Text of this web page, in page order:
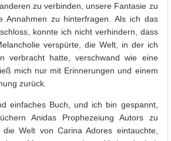
zu verbinden, unsere Fantasie zu
Annahmen zu hinterfragen. Als ich das
konnte ich nicht verhindern, dass
verspürte, die Welt, in der ich
verbracht hatte, verschwand wie eine
mich nur mit Erinnerungen und einem
zurück.
einfaches Buch, und ich bin gespannt,
Anidas Prophezeiung Autors zu
Welt von Carina Adores eintauchte,